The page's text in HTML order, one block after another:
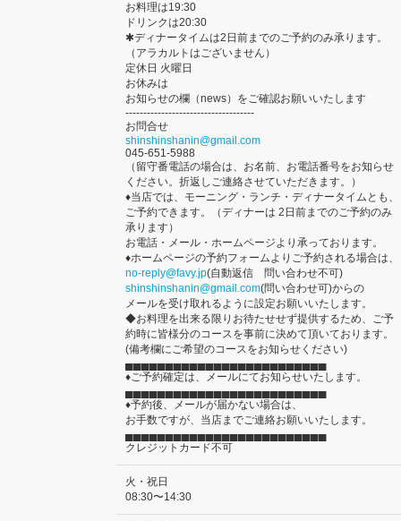
お料理は19:30
ドリンクは20:30
✱ディナータイムは2日前までのご予約のみ承ります。
（アラカルトはございません）
定休日 火曜日
お休みは
お知らせの欄（news）をご確認お願いいたします
------------------------------------
お問合せ
shinshinshanin@gmail.com
045-651-5988
（留守番電話の場合は、お名前、お電話番号をお知らせ
ください。折返しご連絡させていただきます。）
♦当店では、モーニング・ランチ・ディナータイムとも、
ご予約できます。（ディナーは 2日前までのご予約のみ
承ります）
お電話・メール・ホームページより承っております。
♦ホームページの予約フォームよりご予約される場合は、
no-reply@favy.jp(自動返信 問い合わせ不可)
shinshinshanin@gmail.com(問い合わせ可)からの
メールを受け取れるように設定お願いいたします。
◆お料理を出来る限りお待たせせず提供するため、ご予
約時に皆様分のコースを事前に決めて頂いております。
(備考欄にご希望のコースをお知らせください)
▄▄▄▄▄▄▄▄▄▄▄▄▄▄▄▄▄▄▄▄▄▄▄▄▄
♦ご予約確定は、メールにてお知らせいたします。
▄▄▄▄▄▄▄▄▄▄▄▄▄▄▄▄▄▄▄▄▄▄▄▄▄
♦予約後、メールが届かない場合は、
お手数ですが、当店までご連絡お願いいたします。
▄▄▄▄▄▄▄▄▄▄▄▄▄▄▄▄▄▄▄▄▄▄▄▄▄
クレジットカード不可
火・祝日
08:30〜14:30